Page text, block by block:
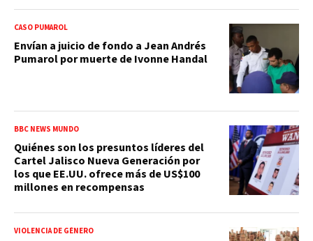
CASO PUMAROL
Envían a juicio de fondo a Jean Andrés
Pumarol por muerte de Ivonne Handal
BBC NEWS MUNDO
Quiénes son los presuntos líderes del
Cartel Jalisco Nueva Generación por
los que EE.UU. ofrece más de US$100
millones en recompensas
VIOLENCIA DE GÉNERO